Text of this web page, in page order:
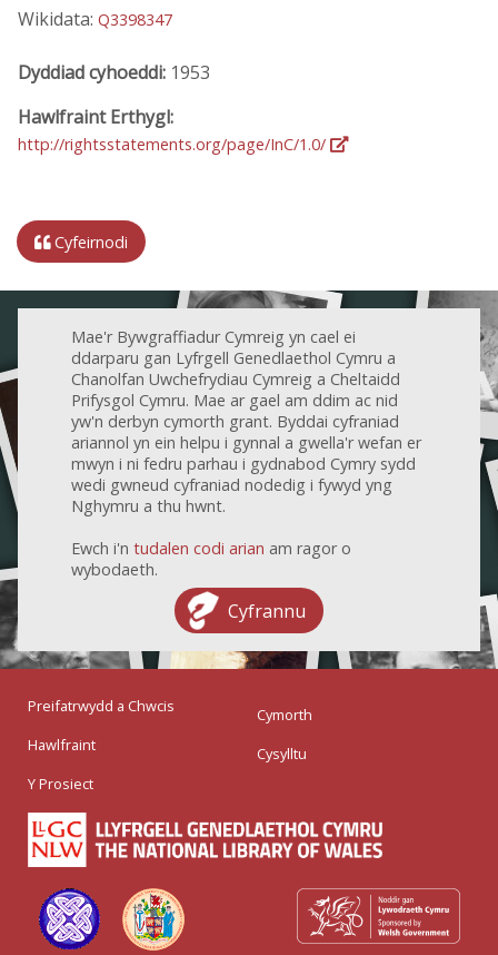
Wikidata: Q3398347
Dyddiad cyhoeddi: 1953
Hawlfraint Erthygl:
http://rightsstatements.org/page/InC/1.0/
Cyfeirnodi
Mae'r Bywgraffiadur Cymreig yn cael ei
ddarparu gan Lyfrgell Genedlaethol Cymru a
Chanolfan Uwchefrydiau Cymreig a Cheltaidd
Prifysgol Cymru. Mae ar gael am ddim ac nid
yw'n derbyn cymorth grant. Byddai cyfraniad
ariannol yn ein helpu i gynnal a gwella'r wefan er
mwyn i ni fedru parhau i gydnabod Cymry sydd
wedi gwneud cyfraniad nodedig i fywyd yng
Nghymru a thu hwnt.
Ewch i'n tudalen codi arian am ragor o
wybodaeth.
Cyfrannu
Preifatrwydd a Chwcis
Hawlfraint
Y Prosiect
Cymorth
Cysylltu